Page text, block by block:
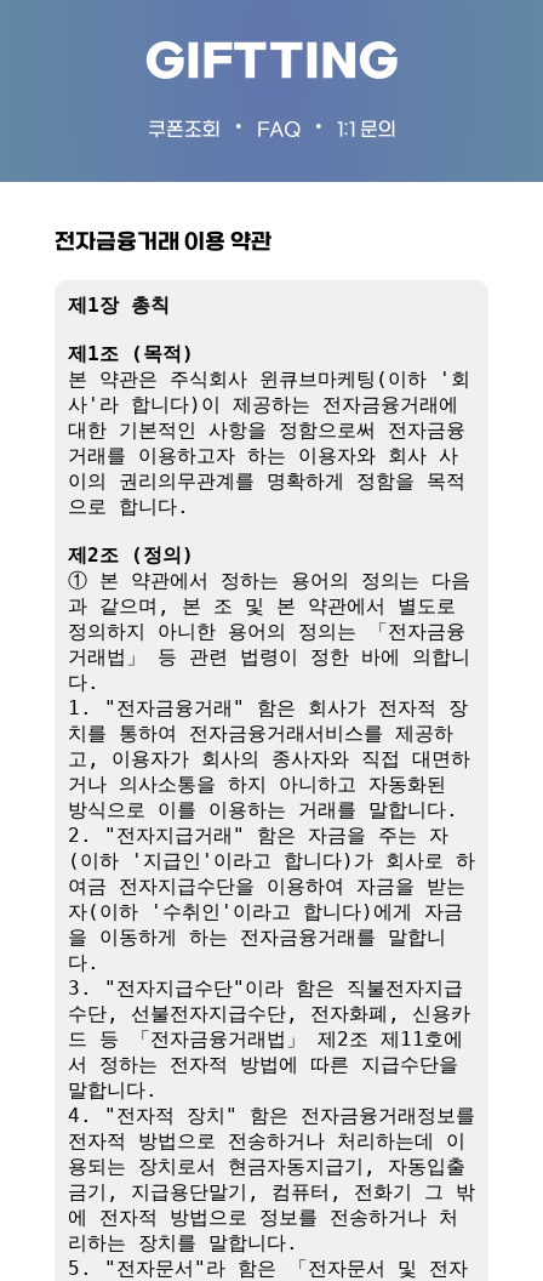
GIFTTING
쿠폰조회 • FAQ • 1:1 문의
전자금융거래 이용 약관
제1장 총칙
제1조 (목적)
본 약관은 주식회사 윈큐브마케팅(이하 '회
사'라 합니다)이 제공하는 전자금융거래에
대한 기본적인 사항을 정함으로써 전자금융
거래를 이용하고자 하는 이용자와 회사 사
이의 권리의무관계를 명확하게 정함을 목적
으로 합니다.
제2조 (정의)
① 본 약관에서 정하는 용어의 정의는 다음
과 같으며, 본 조 및 본 약관에서 별도로
정의하지 아니한 용어의 정의는 「전자금융
거래법」 등 관련 법령이 정한 바에 의합니
다.
1. "전자금융거래" 함은 회사가 전자적 장
치를 통하여 전자금융거래서비스를 제공하
고, 이용자가 회사의 종사자와 직접 대면하
거나 의사소통을 하지 아니하고 자동화된
방식으로 이를 이용하는 거래를 말합니다.
2. "전자지급거래" 함은 자금을 주는 자
(이하 '지급인'이라고 합니다)가 회사로 하
여금 전자지급수단을 이용하여 자금을 받는
자(이하 '수취인'이라고 합니다)에게 자금
을 이동하게 하는 전자금융거래를 말합니
다.
3. "전자지급수단"이라 함은 직불전자지급
수단, 선불전자지급수단, 전자화폐, 신용카
드 등 「전자금융거래법」 제2조 제11호에
서 정하는 전자적 방법에 따른 지급수단을
말합니다.
4. "전자적 장치" 함은 전자금융거래정보를
전자적 방법으로 전송하거나 처리하는데 이
용되는 장치로서 현금자동지급기, 자동입출
금기, 지급용단말기, 컴퓨터, 전화기 그 밖
에 전자적 방법으로 정보를 전송하거나 처
리하는 장치를 말합니다.
5. "전자문서"라 함은 「전자문서 및 전자